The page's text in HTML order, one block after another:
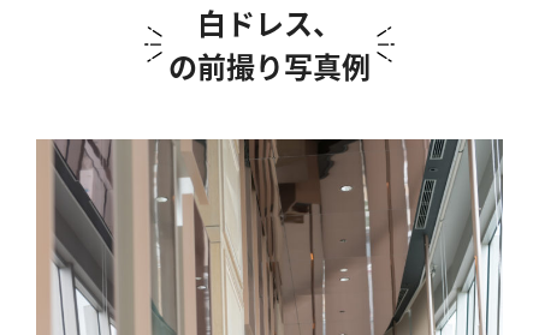
白ドレス、
の前撮り写真例